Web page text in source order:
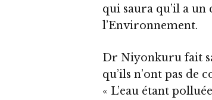
qui saura qu’il a
l’Environnement.
Dr Niyonkuru fait
qu’ils n’ont pas
« L’eau étant